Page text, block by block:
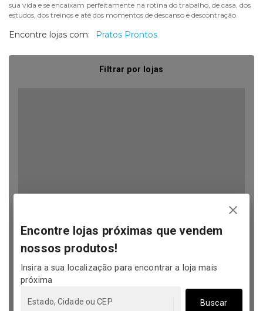
sua vida e se encaixam perfeitamente na rotina do trabalho, de casa, dos
estudos, dos treinos e até dos momentos de descanso e descontração.
Encontre lojas com: Pratos Prontos